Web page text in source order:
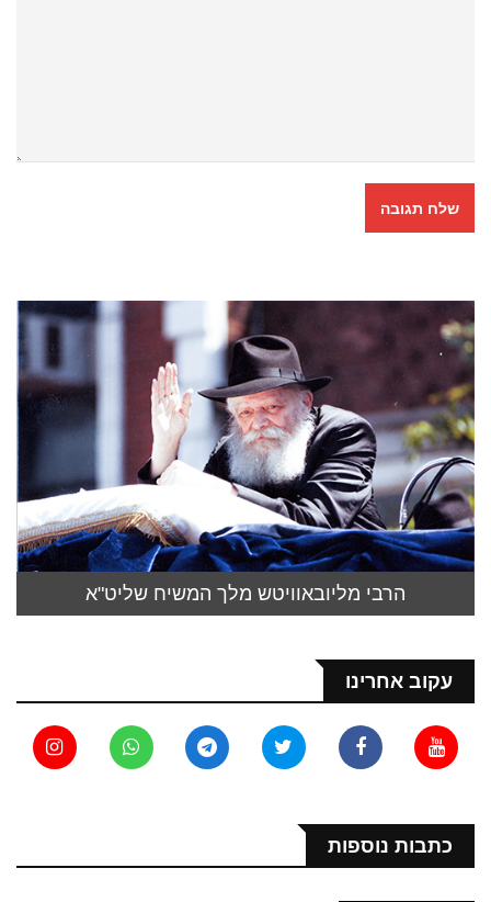
הרבי מליובאוויטש מלך המשיח שליט"א
עקוב אחרינו
כתבות נוספות